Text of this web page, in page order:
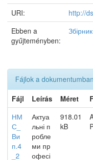
URI:
http://
Ebben a
gyűjteményben:
Fájlok a
Fájl
Leírás Méret
НМ
С_
Ви
п.4
_2
Актуа
льні п
робле
ми пр
офесі
918.01
kB